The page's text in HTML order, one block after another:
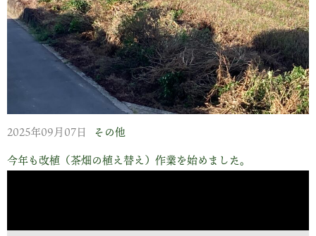
2025年09月07日
その他
今年も改植（茶畑の植え替え）作業を始めました。